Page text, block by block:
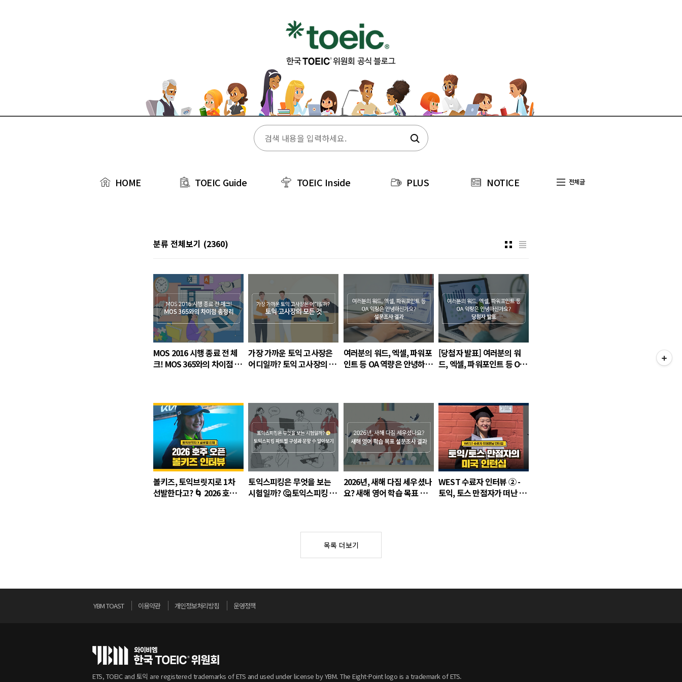
HOME TOEIC Guide TOEIC Inside PLUS NOTICE 전체글
분류 전체보기 (2360)
MOS 2016 시행 종료 전 체
크! MOS 365와의 차이점 총
가장 가까운 토익 고사장은
어디일까? 토익 고사장의 모
여러분의 워드, 엑셀, 파워포
인트 등 OA 역량은 안녕하신
[당첨자 발표] 여러분의 워
드, 엑셀, 파워포인트 등 OA
볼키즈, 토익브릿지로 1차
선발한다고? 🌀 2026 호주
토익스피킹은 무엇을 보는
시험일까? 🤔 토익스피킹 파
2026년, 새해 다짐 세우셨나
요? 새해 영어 학습 목표 설
WEST 수료자 인터뷰 ② -
토익, 토스 만점자가 떠난 미
목록 더보기
YBM TOAST 이용약관 개인정보처리방침 운영정책
ETS, TOEIC and 토익 are registered trademarks of ETS and used under license by YBM. The Eight-Point logo is a trademark of ETS.